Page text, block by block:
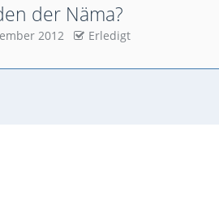
der Näma?
2012 Erledigt